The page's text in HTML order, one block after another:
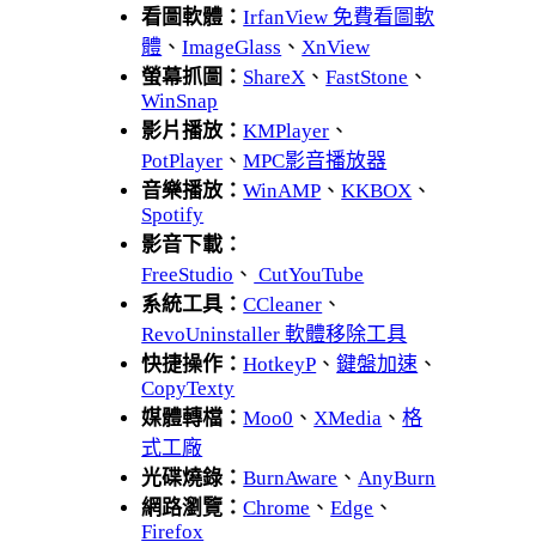
看圖軟體：IrfanView 免費看圖軟
體 、ImageGlass 、 XnView
螢幕抓圖： ShareX 、FastStone 、
WinSnap
影片播放：KMPlayer 、
PotPlayer 、MPC影音播放器
音樂播放：WinAMP 、KKBOX 、
Spotify
影音下載：
FreeStudio 、 CutYouTube
系統工具：CCleaner 、
RevoUninstaller 軟體移除工具
快捷操作：HotkeyP 、鍵盤加速 、
CopyTexty
媒體轉檔：Moo0 、 XMedia 、格
式工廠
光碟燒錄：BurnAware 、 AnyBurn
網路瀏覽：Chrome 、Edge 、
Firefox